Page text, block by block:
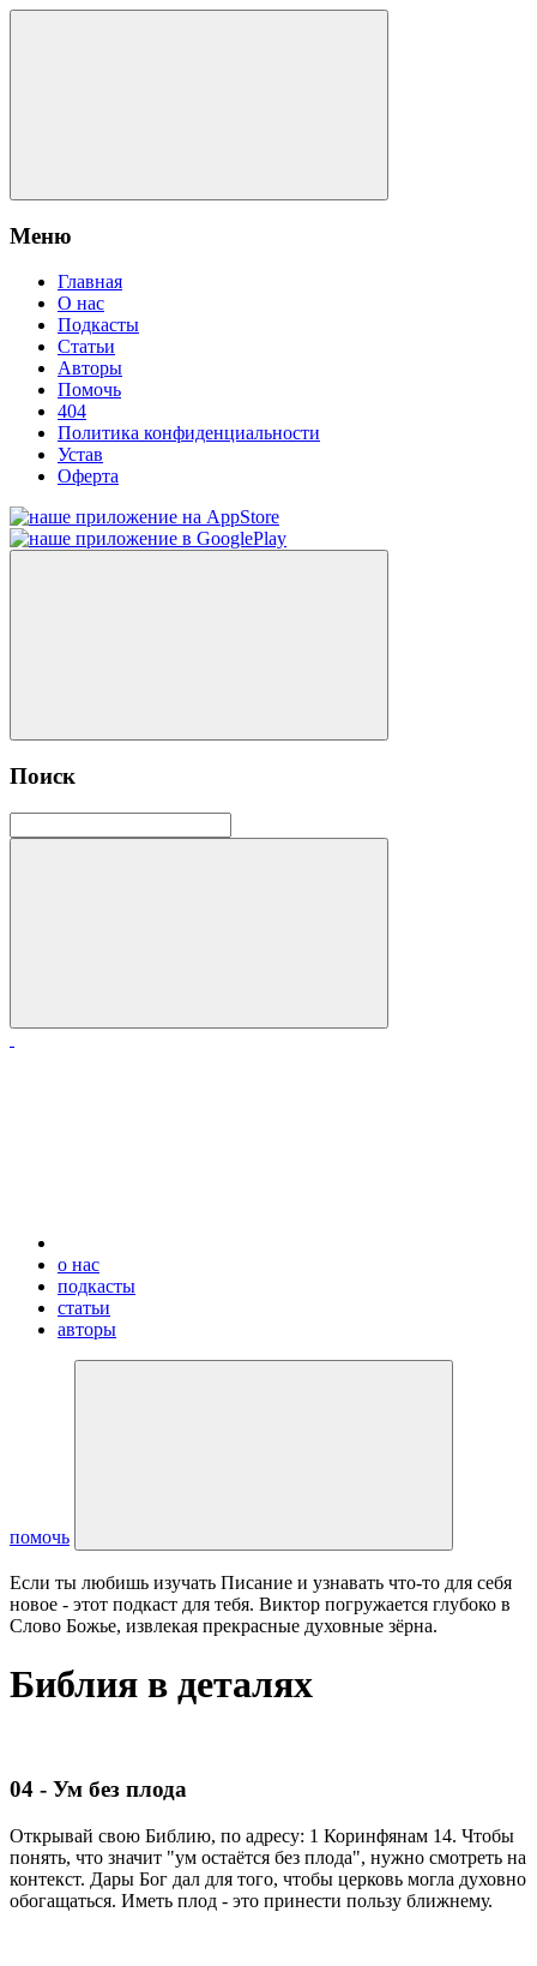
Меню
Главная
О нас
Подкасты
Статьи
Авторы
Помочь
404
Политика конфиденциальности
Устав
Оферта
Поиск
о нас
подкасты
статьи
авторы
помочь
Если ты любишь изучать Писание и узнавать что-то для себя
новое - этот подкаст для тебя. Виктор погружается глубоко в
Слово Божье, извлекая прекрасные духовные зёрна.
Библия в деталях
04 - Ум без плода
Открывай свою Библию, по адресу: 1 Коринфянам 14. Чтобы
понять, что значит "ум остаётся без плода", нужно смотреть на
контекст. Дары Бог дал для того, чтобы церковь могла духовно
обогащаться. Иметь плод - это принести пользу ближнему.